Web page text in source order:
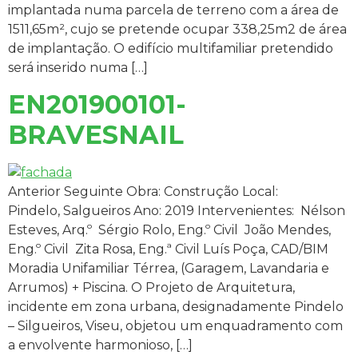
implantada numa parcela de terreno com a área de
1511,65m², cujo se pretende ocupar 338,25m2 de área
de implantação. O edifício multifamiliar pretendido
será inserido numa […]
EN201900101-
BRAVESNAIL
Anterior Seguinte Obra: Construção Local:
Pindelo, Salgueiros Ano: 2019 Intervenientes: Nélson
Esteves, Arq.º Sérgio Rolo, Eng.º Civil João Mendes,
Eng.º Civil Zita Rosa, Eng.ª Civil Luís Poça, CAD/BIM
Moradia Unifamiliar Térrea, (Garagem, Lavandaria e
Arrumos) + Piscina. O Projeto de Arquitetura,
incidente em zona urbana, designadamente Pindelo
– Silgueiros, Viseu, objetou um enquadramento com
a envolvente harmonioso, […]